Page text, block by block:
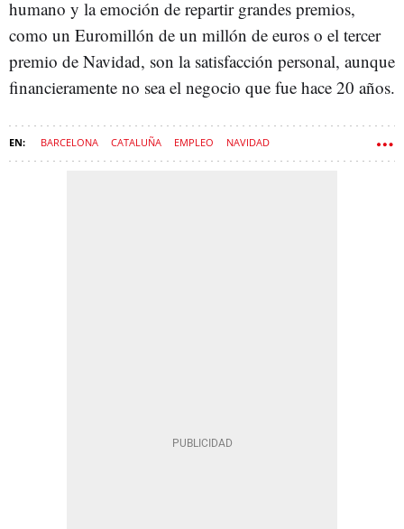
humano y la emoción de repartir grandes premios,
como un Euromillón de un millón de euros o el tercer
premio de Navidad, son la satisfacción personal, aunque
financieramente no sea el negocio que fue hace 20 años.
BARCELONA CATALUÑA EMPLEO NAVIDAD